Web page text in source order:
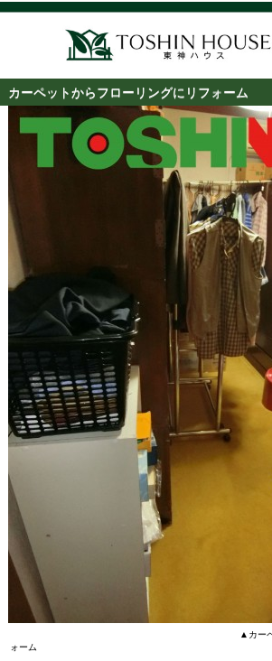
カーペットからフローリングにリフォーム
▲カーペットからフロー
ォーム